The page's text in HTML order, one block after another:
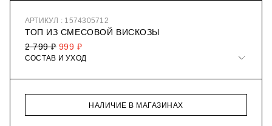
АРТИКУЛ : 1574305712
ТОП ИЗ СМЕСОВОЙ ВИСКОЗЫ
999 ₽
2 799 ₽
СОСТАВ И УХОД
НАЛИЧИЕ В МАГАЗИНАХ